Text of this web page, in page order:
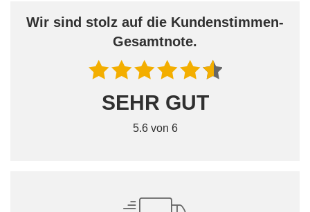
Wir sind stolz auf die Kundenstimmen-
Gesamtnote.
SEHR GUT
5.6 von 6